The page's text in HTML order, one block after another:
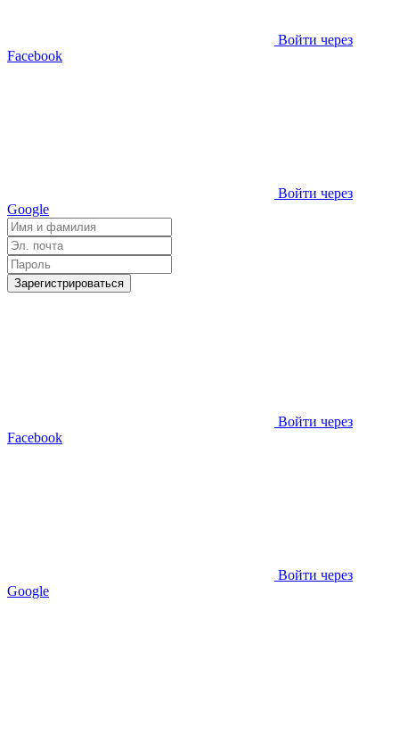
Войти через
Facebook
Войти через
Google
Зарегистрироваться
Войти через
Facebook
Войти через
Google